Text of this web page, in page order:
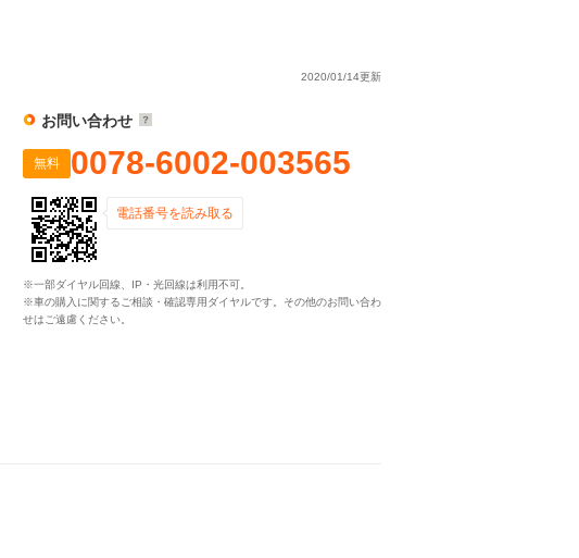
2020/01/14更新
お問い合わせ
無料 0078-6002-003565
電話番号を読み取る
※一部ダイヤル回線、IP・光回線は利用不可。
※車の購入に関するご相談・確認専用ダイヤルです。その他のお問い合わ
せはご遠慮ください。